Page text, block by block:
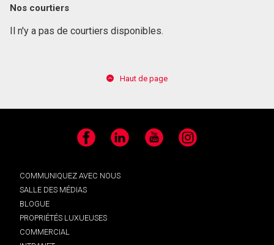
Nos courtiers
Il n'y a pas de courtiers disponibles.
Haut de page
Facebook LinkedIn YouTube Instagram
COMMUNIQUEZ AVEC NOUS
SALLE DES MÉDIAS
BLOGUE
PROPRIÉTÉS LUXUEUSES
COMMERCIAL